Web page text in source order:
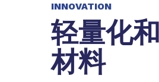
INNOVATION
轻量化
材料